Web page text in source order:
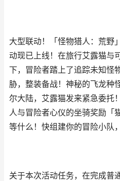
大型联动！「怪物猎人：荒野
动现已上线！在旅行艾露猫与
下，冒险者踏上了追踪未知怪
胁，整装备战！神秘的飞龙种
尔大陆，艾露猫发来紧急委托
人与冒险者心仪的坐骑奖励「
等什么！快组建你的冒险小队
关于本次活动任务，在完成普